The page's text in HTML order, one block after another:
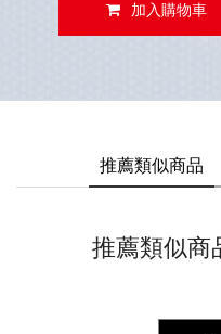
加入購物車
推薦類似商品
推薦類似商